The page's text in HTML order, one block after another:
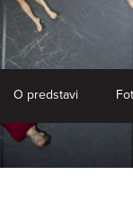
O predstavi